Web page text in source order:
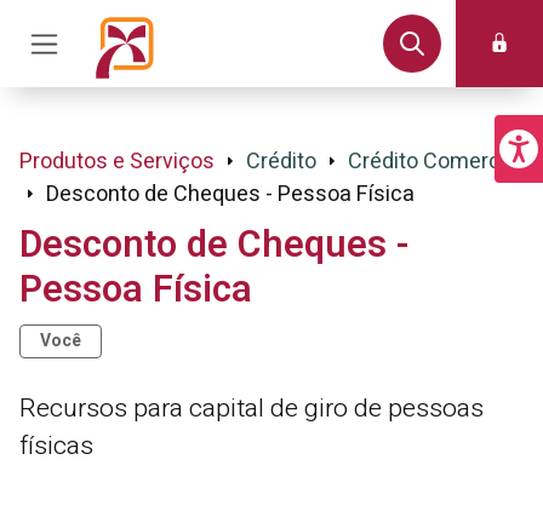
Produtos e Serviços Crédito
Crédito Comercial
Desconto de Cheques - Pessoa Física
Desconto de Cheques -
Pessoa Física
Você
Recursos para capital de giro de pessoas
físicas